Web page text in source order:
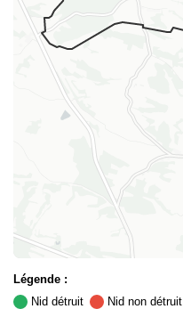
Légende :
Nid détruit
Nid non détruit